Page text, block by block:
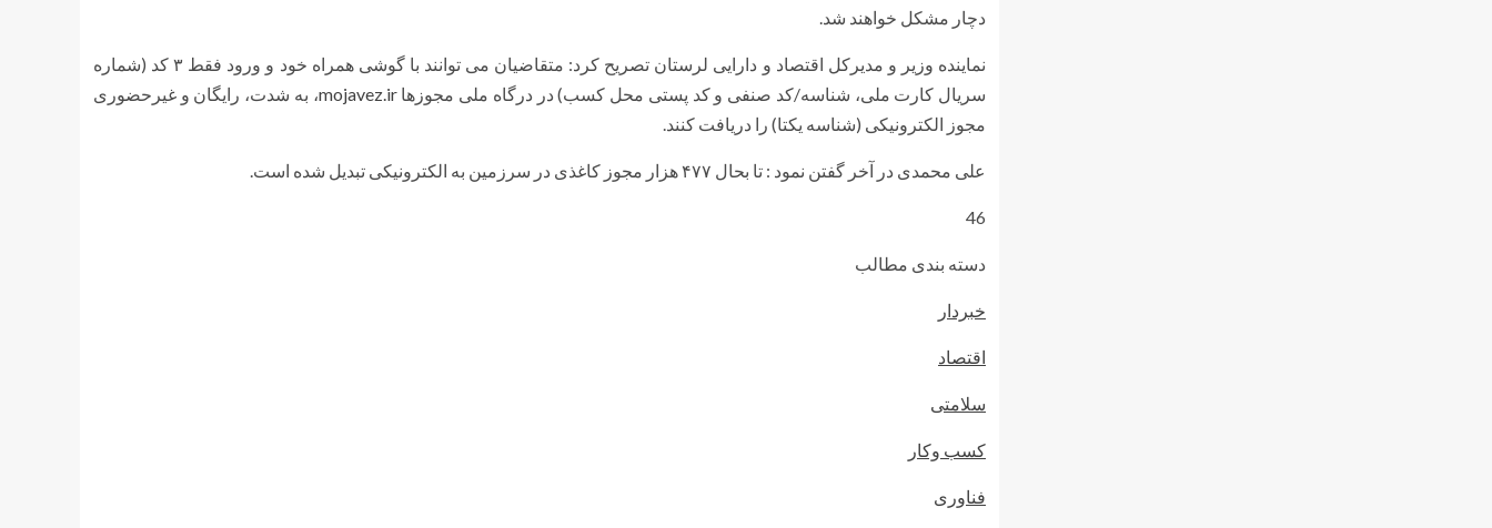
دچار مشکل خواهند شد.
نماینده وزیر و مدیرکل اقتصاد و دارایی لرستان تصریح کرد: متقاضیان می توانند ️با گوشی همراه خود و ورود فقط ۳ کد (شماره
سریال کارت ملی، شناسه/کد صنفی و کد پستی محل کسب) در درگاه ملی مجوزهاmojavez.ir، به شدت، رایگان و غیرحضوری
مجوز الکترونیکی (شناسه یکتا) را دریافت کنند.
علی محمدی در آخر گفتن نمود : تا بحال ۴۷۷ هزار مجوز کاغذی در سرزمین به الکترونیکی تبدیل شده است.
46
دسته بندی مطالب
خبردار
اقتصاد
سلامتی
کسب وکار
فناوری